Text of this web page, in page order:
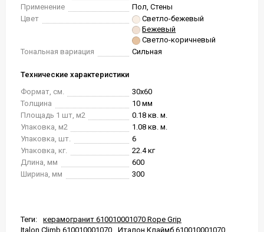
Применение
Пол, Стены
Цвет
Светло-бежевый
Бежевый
Светло-коричневый
Тональная вариация
Сильная
Технические характеристики
Формат, см.
30x60
Толщина
10 мм
Площадь 1 шт, м2
0.18 кв. м.
Упаковка, м2
1.08 кв. м.
Упаковка, шт.
6
Упаковка, кг.
22.4 кг
Длина, мм
600
Ширина, мм
300
Теги:
керамогранит 610010001070 Rope Grip
Italon Climb 610010001070
Италон Клаймб 610010001070